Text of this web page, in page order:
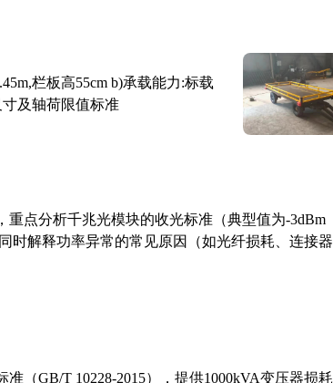
栏板高55cm b)承载能力:标载
及轴荷限值标准
点分析千兆光模块的收光标准（典型值为-3dBm
时解释功率异常的常见原因（如光纤损耗、连接器
（GB/T 10228-2015），提供1000kVA变压器损耗